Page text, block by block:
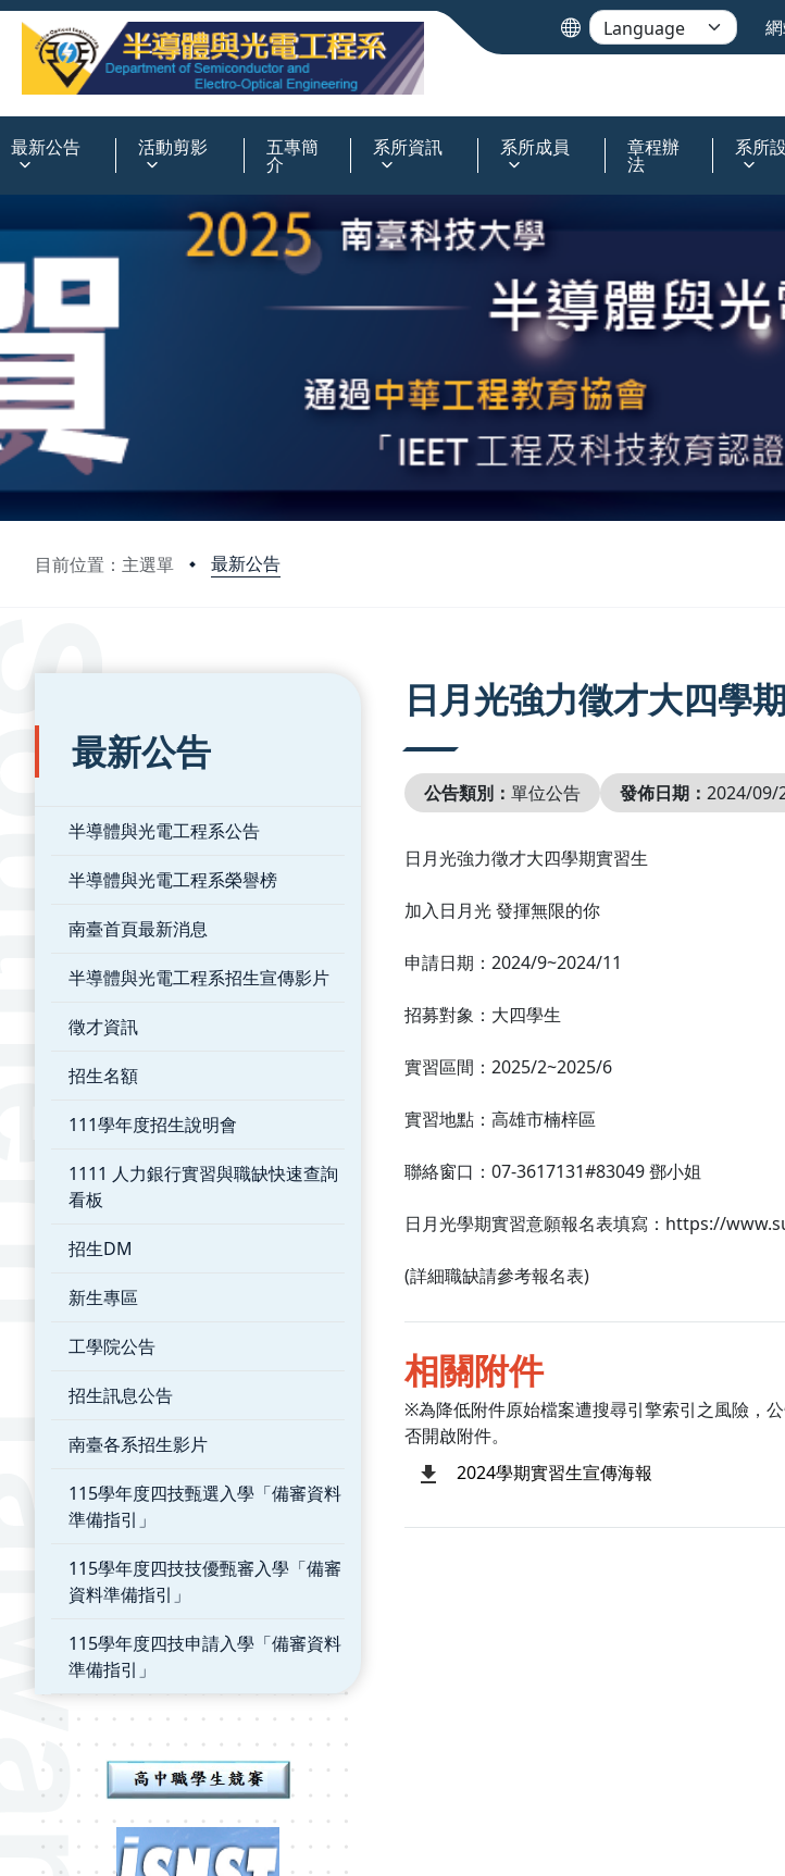
最新公告 活動剪影 五專簡
介
系所資訊 系所成員 章程辦
法
系所
目前位置：主選單 最新公告
:::
最新公告
半導體與光電工程系公告
半導體與光電工程系榮譽榜
南臺首頁最新消息
半導體與光電工程系招生宣傳影片
徵才資訊
招生名額
111學年度招生說明會
1111 人力銀行實習與職缺快速查詢
看板
招生DM
新生專區
工學院公告
招生訊息公告
南臺各系招生影片
115學年度四技甄選入學「備審資料
準備指引」
115學年度四技技優甄審入學「備審
資料準備指引」
115學年度四技申請入學「備審資料
準備指引」
日月光強力徵才大四學
公告類別： 單位公告 發佈日期： 2024/09/
日月光強力徵才大四學期實習生
加入日月光 發揮無限的你
申請日期：2024/9~2024/11
招募對象：大四學生
實習區間：2025/2~2025/6
實習地點：高雄市楠梓區
聯絡窗口：07-3617131#83049 鄧小姐
日月光學期實習意願報名表填寫：https://
(詳細職缺請參考報名表)
相關附件
※為降低附件原始檔案遭搜尋引擎索引之風險，
否開啟附件。
2024學期實習生宣傳海報